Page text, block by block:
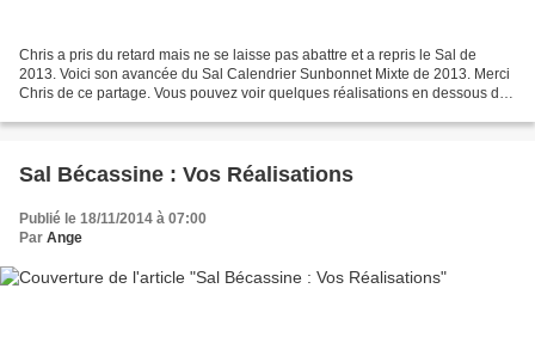
Chris a pris du retard mais ne se laisse pas abattre et a repris le Sal de
2013. Voici son avancée du Sal Calendrier Sunbonnet Mixte de 2013. Merci
Chris de ce partage. Vous pouvez voir quelques réalisations en dessous des
Sal Bécassine : Vos Réalisations
Publié le 18/11/2014 à 07:00
Par Ange